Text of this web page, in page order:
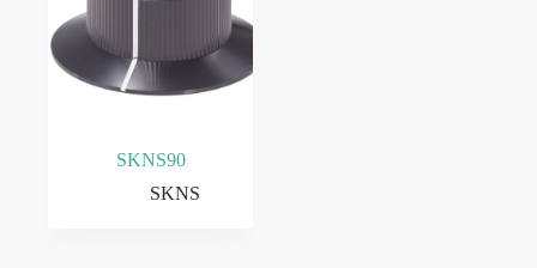
SKNS90
SKNS